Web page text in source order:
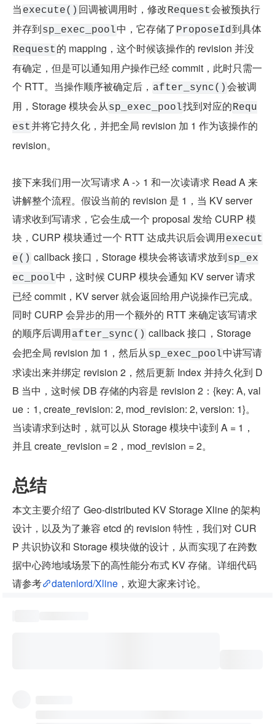
当 execute() 回调被调用时，修改Request会被预执行
并存到sp_exec_pool中，它存储了 ProposeId到具体
Request 的 mapping，这个时候该操作的 revision 并没
有确定，但是可以通知用户操作已经 commit，此时只需一
个 RTT。当操作顺序被确定后， after_sync() 会被调
用，Storage 模块会从sp_exec_pool找到对应的Requ
est并将它持久化，并把全局 revision 加 1 作为该操作的
revision。
接下来我们用一次写请求 A -> 1 和一次读请求 Read A 来
讲解整个流程。假设当前的 revision 是 1，当 KV server
请求收到写请求，它会生成一个 proposal 发给 CURP 模
块，CURP 模块通过一个 RTT 达成共识后会调用execut
e() callback 接口，Storage 模块会将该请求放到sp_ex
ec_pool中，这时候 CURP 模块会通知 KV server 请求
已经 commit，KV server 就会返回给用户说操作已完成。
同时 CURP 会异步的用一个额外的 RTT 来确定该写请求
的顺序后调用after_sync() callback 接口，Storage
会把全局 revision 加 1，然后从sp_exec_pool中讲写请
求读出来并绑定 revision 2，然后更新 Index 并持久化到 D
B 当中，这时候 DB 存储的内容是 revision 2：{key: A, val
ue：1, create_revision: 2, mod_revision: 2, version: 1}。
当读请求到达时，就可以从 Storage 模块中读到 A = 1，
并且 create_revision = 2，mod_revision = 2。
总结
本文主要介绍了 Geo-distributed KV Storage Xline 的架构
设计，以及为了兼容 etcd 的 revision 特性，我们对 CUR
P 共识协议和 Storage 模块做的设计，从而实现了在跨数
据中心跨地域场景下的高性能分布式 KV 存储。详细代码
请参考
datenlord/Xline ，欢迎大家来讨论。